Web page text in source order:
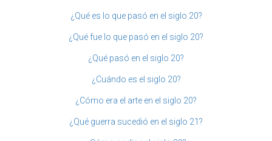
¿Qué es lo que pasó en el siglo 20?
¿Qué fue lo que pasó en el siglo 20?
¿Qué pasó en el siglo 20?
¿Cuándo es el siglo 20?
¿Cómo era el arte en el siglo 20?
¿Qué guerra sucedió en el siglo 21?